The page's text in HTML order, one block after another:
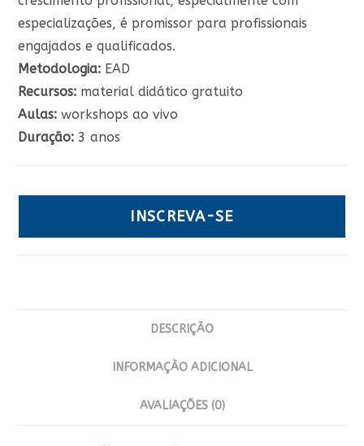
especializações, é promissor para profissionais
engajados e qualificados.
Metodologia: EAD
Recursos: material didático gratuito
Aulas: workshops ao vivo
Duração: 3 anos
INSCREVA-SE
DESCRIÇÃO
INFORMAÇÃO ADICIONAL
AVALIAÇÕES (0)